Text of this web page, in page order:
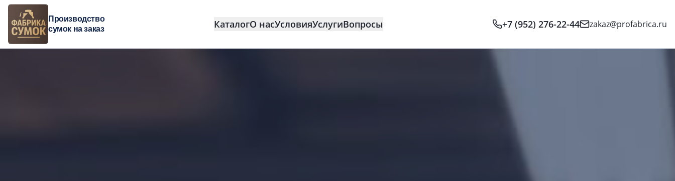
Производство
сумок на заказ
КаталогО насУсловияУслугиВопросы +7 (952) 276-22-44 zakaz@profabrica.ru